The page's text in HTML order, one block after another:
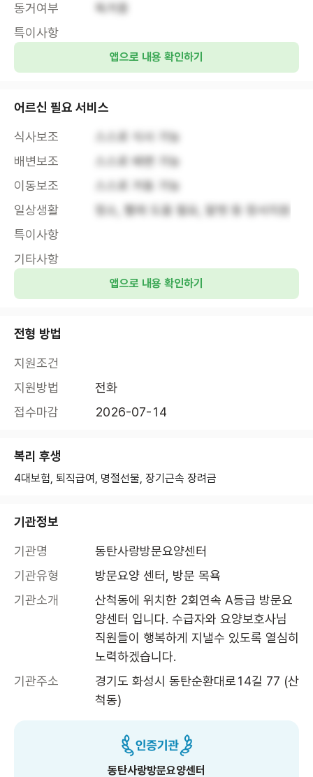
동거여부
독거중
특이사항
앱으로 내용 확인하기
어르신 필요 서비스
식사보조
스스로 식사 가능
배변보조
스스로 배변 가능
이동보조
스스로 거동 가능
일상생활
청소, 빨래 도움 필요, 말벗 등 정서지원
특이사항
기타사항
앱으로 내용 확인하기
전형 방법
지원조건
지원방법
전화
접수마감
2026-07-14
복리 후생
4대보험, 퇴직급여, 명절선물, 장기근속 장려금
기관정보
기관명
동탄사랑방문요양센터
기관유형
방문요양 센터, 방문 목욕
기관소개
산척동에 위치한 2회연속 A등급 방문요
양센터 입니다. 수급자와 요양보호사님
직원들이 행복하게 지낼수 있도록 열심히
노력하겠습니다.
기관주소
경기도 화성시 동탄순환대로14길 77 (산
척동)
동탄사랑방문요양센터